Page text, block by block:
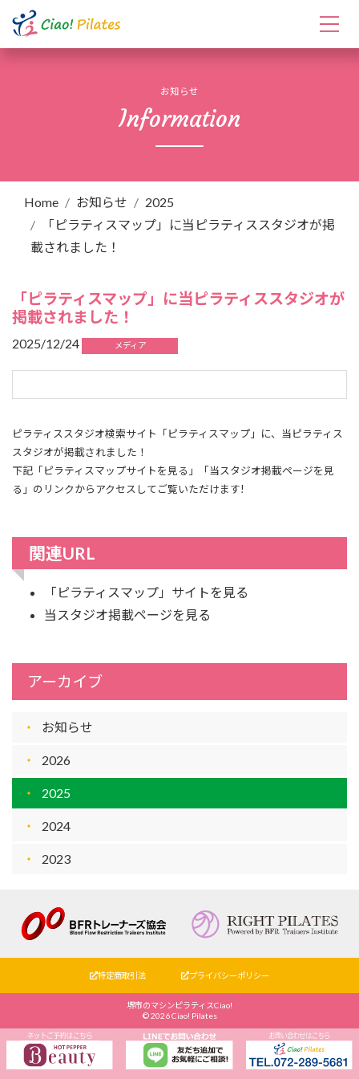
お知らせ
Information
Home お知らせ
2025
「ピラティスマップ」に当ピラティススタジオが掲
載されました！
「ピラティスマップ」に当ピラティススタジオが
掲載されました！
2025/12/24 メディア
ピラティススタジオ検索サイト「ピラティスマップ」に、当ピラティス
スタジオが掲載されました！
下記「ピラティスマップサイトを見る」「当スタジオ掲載ページを見
る」のリンクからアクセスしてご覧いただけます!
関連URL
「ピラティスマップ」サイトを見る
当スタジオ掲載ページを見る
アーカイブ
お知らせ
2026
2025
2024
2023
特定商取引法 プライバシーポリシー
堺市のマシンピラティスCiao!
©2026 Ciao! Pilates